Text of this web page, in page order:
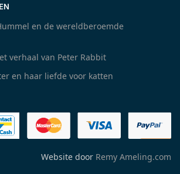
en de wereldberoemde
verhaal van Peter Rabbit
en haar liefde voor katten
Website door Remy Ameling.com